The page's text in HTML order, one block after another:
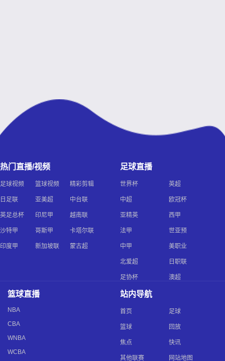
热门直播/视频
足球视频 篮球视频 精彩剪辑
日足联 亚美超 中台联
英足总杯 印尼甲 越南联
沙特甲 哥斯甲 卡塔尔联
印度甲 新加坡联 蒙古超
足球直播
世界杯 英超
中超 欧冠杯
亚精英 西甲
法甲 世亚预
中甲 美职业
北爱超 日职联
足协杯 澳超
篮球直播
NBA
CBA
WNBA
WCBA
站内导航
首页 足球
篮球 回放
焦点 快讯
其他联赛 网站地图